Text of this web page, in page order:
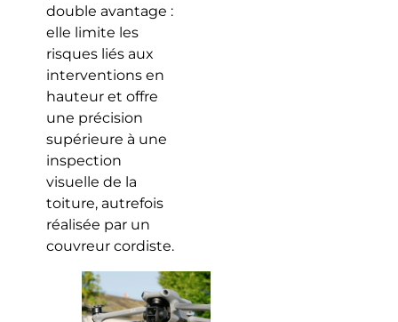
double avantage :
elle limite les
risques liés aux
interventions en
hauteur et offre
une précision
supérieure à une
inspection
visuelle de la
toiture, autrefois
réalisée par un
couvreur cordiste.